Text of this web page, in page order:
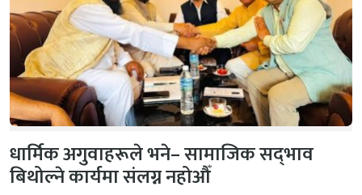
धार्मिक अगुवाहरूले भने– सामाजिक सद्‌भाव
बिथोल्ने कार्यमा संलग्न नहोऔँ